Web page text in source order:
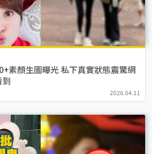
素顏生圖曝光 私下真實狀態震驚網
2026.04.11